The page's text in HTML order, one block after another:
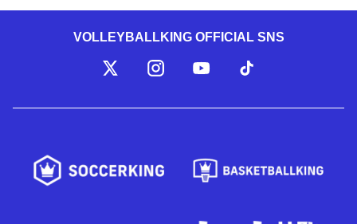
VOLLEYBALLKING OFFICIAL SNS